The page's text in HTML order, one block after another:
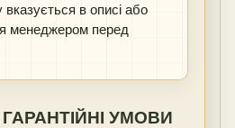
в описі або
менеджером перед
УМОВИ